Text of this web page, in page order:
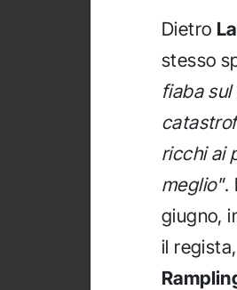
Dietro
stesso
fiaba
ricchi ai
meglio".
giugno,
il